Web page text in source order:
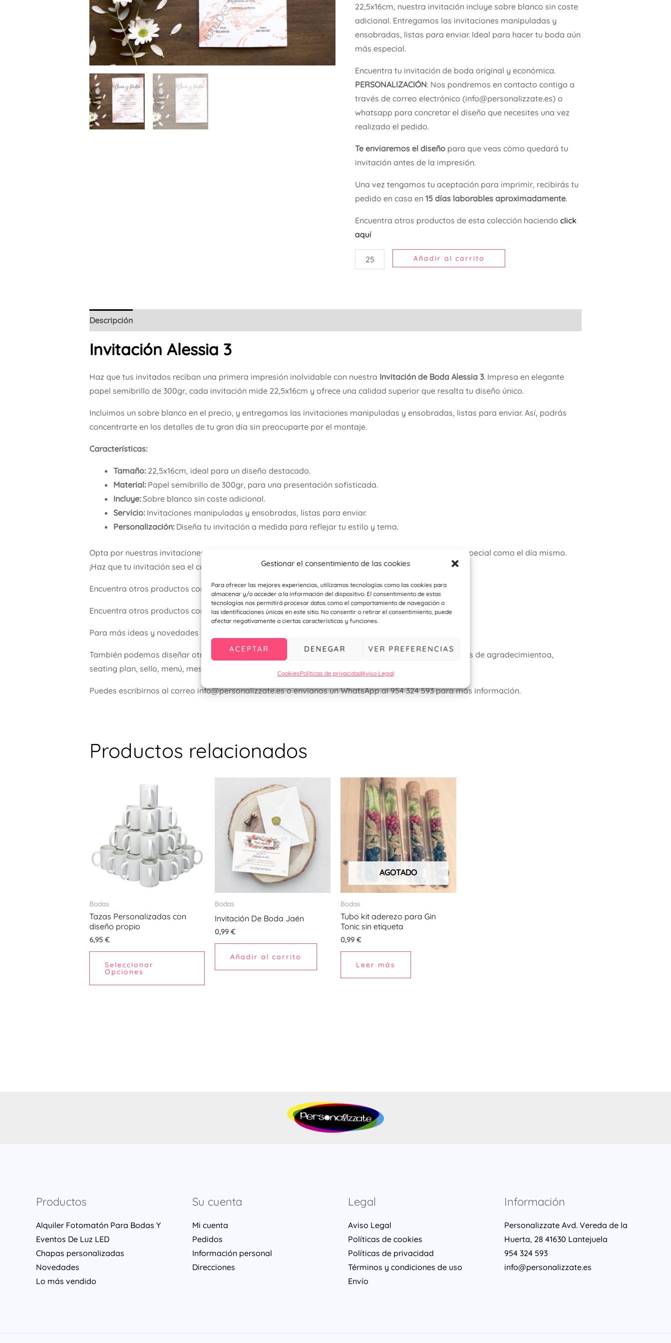
Gestionar el consentimiento de las cookies
Para ofrecer las mejores experiencias, utilizamos tecnologías como las cookies para
almacenar y/o acceder a la información del dispositivo. El consentimiento de estas
tecnologías nos permitirá procesar datos como el comportamiento de navegación o
las identificaciones únicas en este sitio. No consentir o retirar el consentimiento, puede
afectar negativamente a ciertas características y funciones.
ACEPTAR DENEGAR VER PREFERENCIAS
CookiesPolíticas de privacidadAviso Legal
22,5x16cm, nuestra invitación incluye sobre blanco sin coste
adicional. Entregamos las invitaciones manipuladas y
ensobradas, listas para enviar. Ideal para hacer tu boda aún
más especial.
Encuentra tu invitación de boda original y económica.
PERSONALIZACIÓN: Nos pondremos en contacto contigo a
través de correo electrónico (info@personalizzate.es) o
whatsapp para concretar el diseño que necesites una vez
realizado el pedido.
Te enviaremos el diseño para que veas cómo quedará tu
invitación antes de la impresión.
Una vez tengamos tu aceptación para imprimir, recibirás tu
pedido en casa en15 días laborables aproximadamente.
Encuentra otros productos de esta colección haciendoclick
aquí
Añadir al carrito
Descripción
Invitación Alessia 3
Haz que tus invitados reciban una primera impresión inolvidable con nuestra Invitación de Boda Alessia 3. Impresa en elegante
papel semibrillo de 300gr, cada invitación mide 22,5x16cm y ofrece una calidad superior que resalta tu diseño único.
Incluimos un sobre blanco en el precio, y entregamos las invitaciones manipuladas y ensobradas, listas para enviar. Así, podrás
concentrarte en los detalles de tu gran día sin preocuparte por el montaje.
Características:
Tamaño:22,5x16cm, ideal para un diseño destacado.
Material:Papel semibrillo de 300gr, para una presentación sofisticada.
Incluye:Sobre blanco sin coste adicional.
Servicio:Invitaciones manipuladas y ensobradas, listas para enviar.
Personalización:Diseña tu invitación a medida para reflejar tu estilo y tema.
Opta por nuestras invitaciones personalizadas para asegurar que cada detalle de tu boda sea tan especial como el día mismo.
¡Haz que tu invitación sea el comienzo perfecto para una celebración inolvidable!
Encuentra otros productos como detalle para bodas y comuniones haciendoclick aquí
Encuentra otros productos como detalle deportivo o empresarial haciendoclick aquí
Para más ideas y novedades , visita nuestro
También podemos diseñar otros elementos de tu boda con el mismo estilo (mapa de llegada, tarjetas de agradecimientoa,
seating plan, sello, menú, meseros…)
Puedes escribirnos al correo info@personalizzate.es o envianos un WhatsApp al 954 324 593 para más información.
Productos relacionados
Bodas
Tazas Personalizadas con
diseño propio
6,95 €
Seleccionar
Opciones
Bodas
Invitación De Boda Jaén
0,99€
Añadir al carrito
AGOTADO
Bodas
Tubo kit aderezo para Gin
Tonic sin etiqueta
0,99 €
Leer más
Productos
Alquiler Fotomatón Para Bodas Y
Eventos De Luz LED
Chapas personalizadas
Novedades
Lo más vendido
Su cuenta
Mi cuenta
Pedidos
Información personal
Direcciones
Legal
Aviso Legal
Políticas de cookies
Políticas de privacidad
Términos y condiciones de uso
Envío
Información
Personalizzate Avd. Vereda de la
Huerta, 28 41630 Lantejuela
954 324 593
info@personalizzate.es